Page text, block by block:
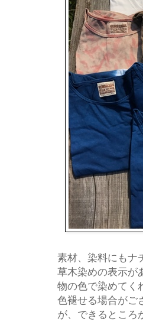
素材、染料にもナ
草木染めの表示が
物の色で染めてく
色褪せる場合がご
が、できるところ